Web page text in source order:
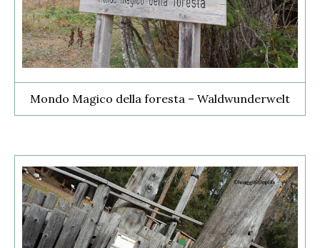
Mondo Magico della foresta – Waldwunderwelt